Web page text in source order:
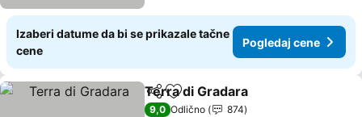
Izaberi datume da bi se prikazale tačne
cene
Pogledaj cene
Deli Dodati u favorite
Terra di Gradara
9,0 Odlično
874